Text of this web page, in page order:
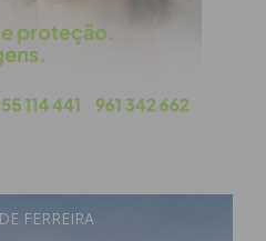
para a redes sociais,
FERREIRA